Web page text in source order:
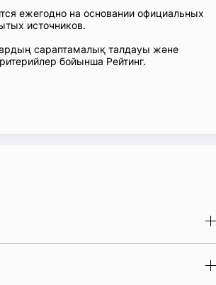
ежегодно на основании официальных
источников.
сараптамалық талдауы және
бойынша Рейтинг.